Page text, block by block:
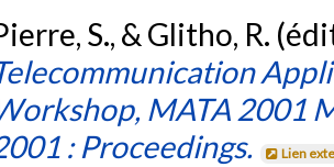
S., & Glitho, R.
MATA 2001
: Proceedings.
Lien